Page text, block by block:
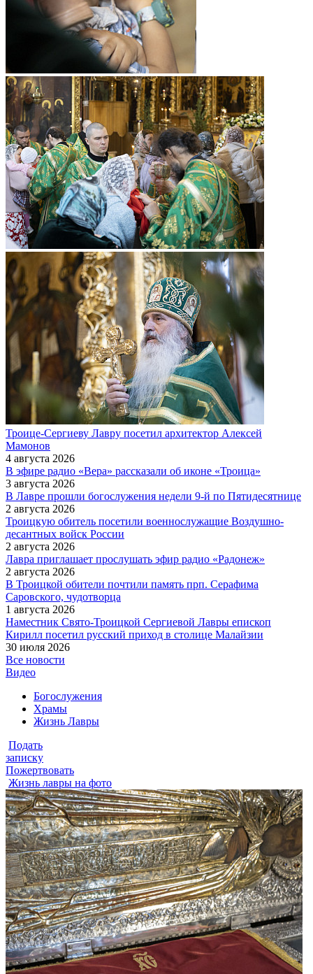
Троице-Сергиеву Лавру посетил архитектор Алексей
Мамонов
4 августа 2026
В эфире радио «Вера» рассказали об иконе «Троица»
3 августа 2026
В Лавре прошли богослужения недели 9-й по Пятидесятнице
2 августа 2026
Троицкую обитель посетили военнослужащие Воздушно-
десантных войск России
2 августа 2026
Лавра приглашает прослушать эфир радио «Радонеж»
2 августа 2026
В Троицкой обители почтили память прп. Серафима
Саровского, чудотворца
1 августа 2026
Наместник Свято-Троицкой Сергиевой Лавры епископ
Кирилл посетил русский приход в столице Малайзии
30 июля 2026
Все новости
Видео
Богослужения
Храмы
Жизнь Лавры
Подать
записку
Пожертвовать
Жизнь лавры на фото